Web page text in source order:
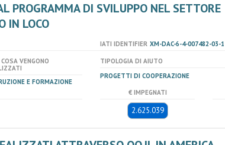
PROGRAMMA DI SVILUPPO NEL SETTORE
IN LOCO
IATI IDENTIFIER XM-DAC-6-4-007482-03-1
VENGONO
E FORMAZIONE
TIPOLOGIA DI AIUTO
PROGETTI DI COOPERAZIONE
€ IMPEGNATI
2.625.039